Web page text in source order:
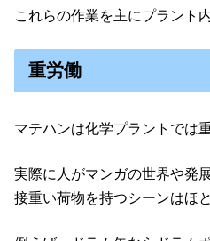
これらの作業を主にプラント
重労働
マテハンは化学プラントでは
実際に人がマンガの世界や発
接重い荷物を持つシーンはほ